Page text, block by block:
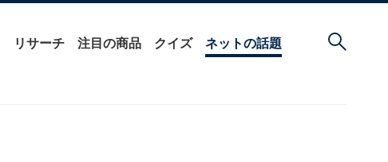
リサーチ 注目の商品 クイズ ネットの話題